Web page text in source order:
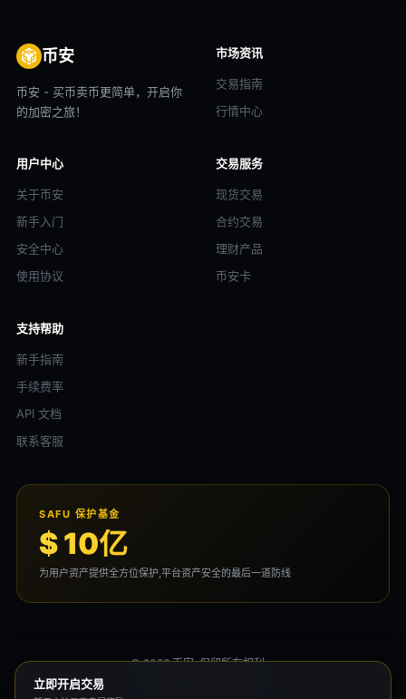
币安
币安 - 买币卖币更简单，开启你
的加密之旅！
市场资讯
交易指南
行情中心
用户中心
关于币安
新手入门
安全中心
使用协议
交易服务
现货交易
合约交易
理财产品
币安卡
支持帮助
新手指南
手续费率
API 文档
联系客服
SAFU 保护基金
$ 10亿
为用户资产提供全方位保护,平台资产安全的最后一道防线
© 2026 币安. 保留所有权利。
立即开启交易